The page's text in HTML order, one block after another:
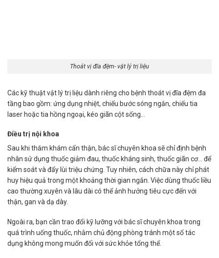
Thoát vị đĩa đệm- vật lý trị liệu
Các kỹ thuật vật lý trị liệu dành riêng cho bệnh thoát vị đĩa đệm đa
tầng bao gồm: ứng dụng nhiệt, chiếu bước sóng ngắn, chiếu tia
laser hoặc tia hồng ngoại, kéo giãn cột sống…
Điều trị nội khoa
Sau khi thăm khám cẩn thận, bác sĩ chuyên khoa sẽ chỉ định bệnh
nhân sử dụng thuốc giảm đau, thuốc kháng sinh, thuốc giãn cơ… để
kiểm soát và đẩy lùi triệu chứng. Tuy nhiên, cách chữa này chỉ phát
huy hiệu quả trong một khoảng thời gian ngắn. Việc dùng thuốc liều
cao thường xuyên và lâu dài có thể ảnh hưởng tiêu cực đến với
thận, gan và dạ dày.
Ngoài ra, bạn cần trao đổi kỹ lưỡng với bác sĩ chuyên khoa trong
quá trình uống thuốc, nhằm chủ động phòng tránh một số tác
dụng không mong muốn đối với sức khỏe tổng thể.